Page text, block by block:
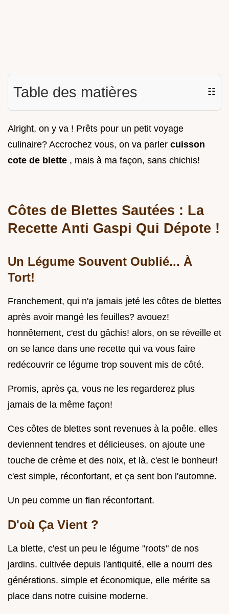
Table des matières ☷
Alright, on y va ! Prêts pour un petit voyage
culinaire? Accrochez vous, on va parler cuisson
cote de blette , mais à ma façon, sans chichis!
Côtes de Blettes Sautées : La
Recette Anti Gaspi Qui Dépote !
Un Légume Souvent Oublié... À
Tort!
Franchement, qui n'a jamais jeté les côtes de blettes
après avoir mangé les feuilles? avouez!
honnêtement, c'est du gâchis! alors, on se réveille et
on se lance dans une recette qui va vous faire
redécouvrir ce légume trop souvent mis de côté.
Promis, après ça, vous ne les regarderez plus
jamais de la même façon!
Ces côtes de blettes sont revenues à la poêle. elles
deviennent tendres et délicieuses. on ajoute une
touche de crème et des noix, et là, c'est le bonheur!
c'est simple, réconfortant, et ça sent bon l'automne.
Un peu comme un flan réconfortant.
D'où Ça Vient ?
La blette, c'est un peu le légume "roots" de nos
jardins. cultivée depuis l'antiquité, elle a nourri des
générations. simple et économique, elle mérite sa
place dans notre cuisine moderne.